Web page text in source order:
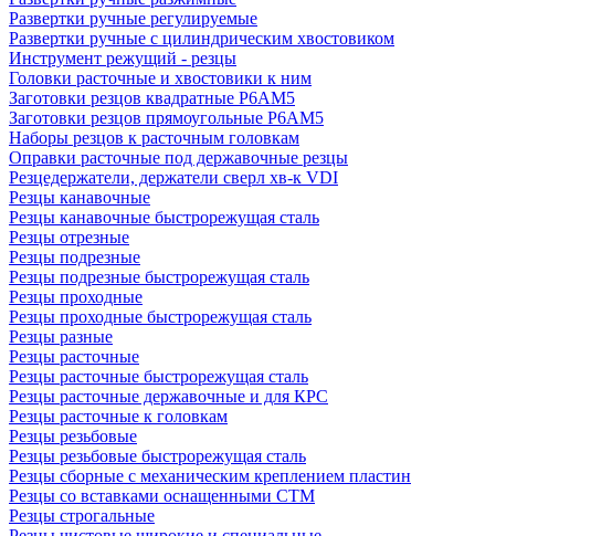
Развертки ручные регулируемые
Развертки ручные с цилиндрическим хвостовиком
Инструмент режущий - резцы
Головки расточные и хвостовики к ним
Заготовки резцов квадратные Р6АМ5
Заготовки резцов прямоугольные Р6АМ5
Наборы резцов к расточным головкам
Оправки расточные под державочные резцы
Резцедержатели, держатели сверл хв-к VDI
Резцы канавочные
Резцы канавочные быстрорежущая сталь
Резцы отрезные
Резцы подрезные
Резцы подрезные быстрорежущая сталь
Резцы проходные
Резцы проходные быстрорежущая сталь
Резцы разные
Резцы расточные
Резцы расточные быстрорежущая сталь
Резцы расточные державочные и для КРС
Резцы расточные к головкам
Резцы резьбовые
Резцы резьбовые быстрорежущая сталь
Резцы сборные с механическим креплением пластин
Резцы со вставками оснащенными СТМ
Резцы строгальные